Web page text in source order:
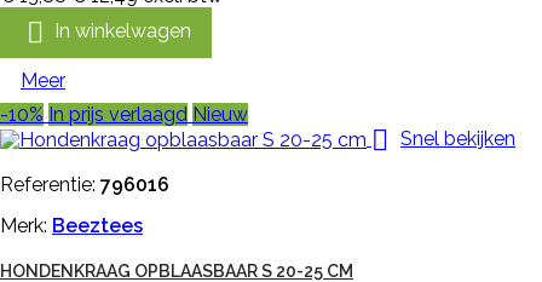
 In winkelwagen
Meer
-10% In prijs verlaagd Nieuw
 Snel bekijken
Referentie: 796016
Merk: Beeztees
HONDENKRAAG OPBLAASBAAR S 20-25 CM